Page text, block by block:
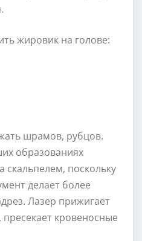
шрамов, рубцов.
образованиях
скальпелем, поскольку
делает более
Лазер прижигает
пресекает кровеносные